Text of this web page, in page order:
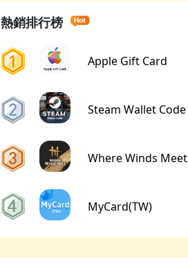
熱銷排行榜
Apple Gift Card
Steam Wallet Code
Where Winds Meet
MyCard(TW)
鵝鴨殺